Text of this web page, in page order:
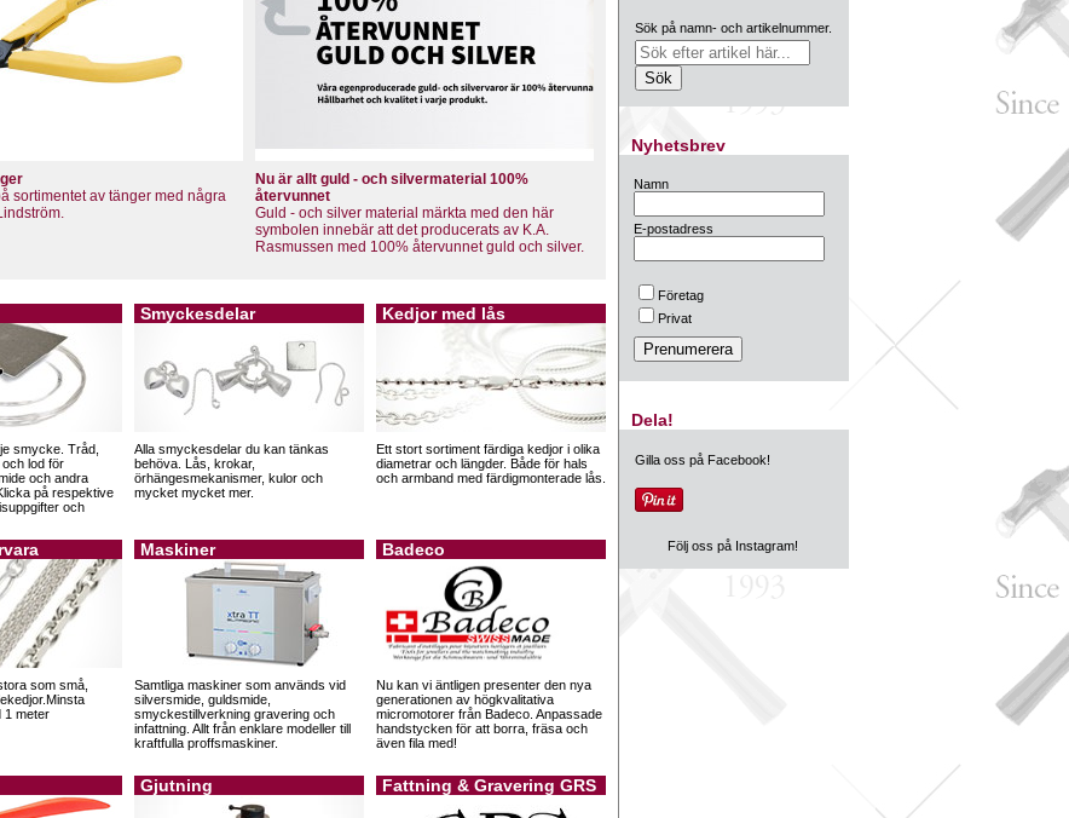
sortimentet av tänger med några
Nu är allt guld - och silvermaterial 100%
återvunnet
Guld - och silver material märkta med den här
symbolen innebär att det producerats av K.A.
Rasmussen med 100% återvunnet guld och silver.
smycke. Tråd,
lod för
och andra
på respektive
och
Smyckesdelar
Alla smyckesdelar du kan tänkas
behöva. Lås, krokar,
örhängesmekanismer, kulor och
mycket mycket mer.
Kedjor med lås
Ett stort sortiment färdiga kedjor i olika
diametrar och längder. Både för hals
och armband med färdigmonterade lås.
som små,
1 meter
Maskiner
Samtliga maskiner som används vid
silversmide, guldsmide,
smyckestillverkning gravering och
infattning. Allt från enklare modeller till
kraftfulla proffsmaskiner.
Badeco
Nu kan vi äntligen presenter den nya
generationen av högkvalitativa
micromotorer från Badeco. Anpassade
handstycken för att borra, fräsa och
även fila med!
Gjutning Fattning & Gravering GRS
Sök på namn- och artikelnummer.
Nyhetsbrev
Namn
E-postadress
Företag
Privat
Dela!
Gilla oss på Facebook!
Följ oss på Instagram!